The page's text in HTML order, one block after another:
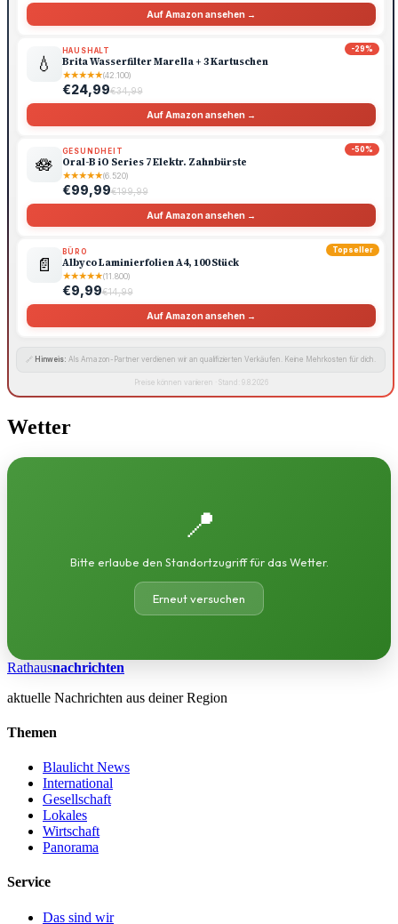
Auf Amazon ansehen →
-29%
💧
HAUSHALT
Brita Wasserfilter Marella + 3 Kartuschen
★★★★★(42.100)
€24,99€34,99
Auf Amazon ansehen →
-50%
🪷
GESUNDHEIT
Oral-B iO Series 7 Elektr. Zahnbürste
★★★★★(6.520)
€99,99€199,99
Auf Amazon ansehen →
Topseller
📄
BÜRO
Albyco Laminierfolien A4, 100 Stück
★★★★★(11.800)
€9,99€14,99
Auf Amazon ansehen →
🔗 Hinweis: Als Amazon-Partner verdienen wir an qualifizierten Verkäufen. Keine Mehrkosten für dich.
Preise können variieren · Stand: 9.8.2026
Wetter
📍
Bitte erlaube den Standortzugriff für das Wetter.
Erneut versuchen
Rathausnachrichten
aktuelle Nachrichten aus deiner Region
Themen
Blaulicht News
International
Gesellschaft
Lokales
Wirtschaft
Panorama
Service
Das sind wir